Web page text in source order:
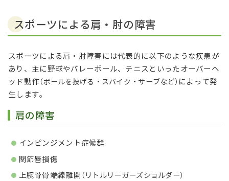
スポーツによる肩・肘の障害
スポーツによる肩・肘障害には代表的に以下のような疾患が
あり、主に野球やバレーボール、テニスといったオーバーヘ
ッド動作（ボールを投げる・スパイク・サーブなど） によって発
生します。
肩の障害
インピンジメント症候群
関節唇損傷
上腕骨骨端線離開 （リトルリーガーズショルダー）